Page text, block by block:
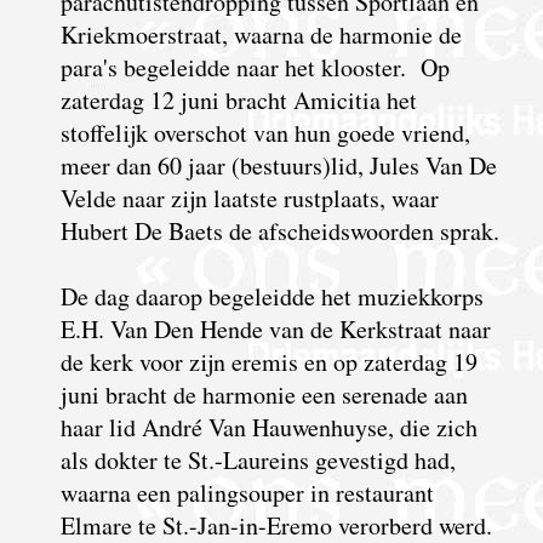
Kriekmoerstraat, waarna de harmonie de
para's begeleidde naar het klooster. Op
zaterdag 12 juni bracht Amicitia het
stoffelijk overschot van hun goede vriend,
meer dan 60 jaar (bestuurs)lid, Jules Van De
Velde naar zijn laatste rustplaats, waar
Hubert De Baets de afscheidswoorden sprak.
De dag daarop begeleidde het muziekkorps
E.H. Van Den Hende van de Kerkstraat naar
de kerk voor zijn eremis en op zaterdag 19
juni bracht de harmonie een serenade aan
haar lid André Van Hauwenhuyse, die zich
als dokter te St.-Laureins gevestigd had,
waarna een palingsouper in restaurant
Elmare te St.-Jan-in-Eremo verorberd werd.